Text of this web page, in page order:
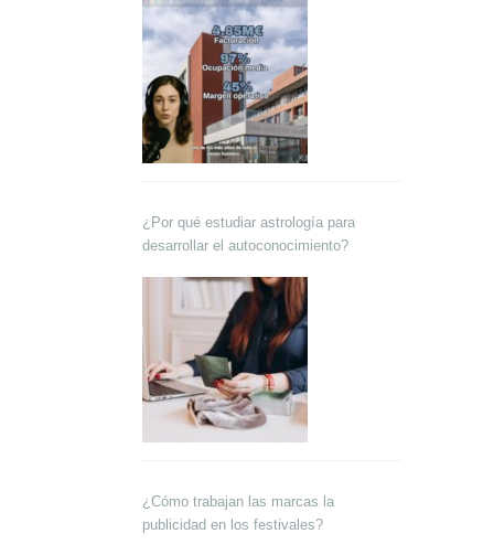
¿Por qué estudiar astrología para
desarrollar el autoconocimiento?
¿Cómo trabajan las marcas la
publicidad en los festivales?